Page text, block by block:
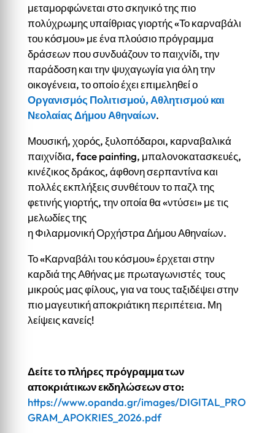
μεταμορφώνεται στο σκηνικό της πιο
πολύχρωμης υπαίθριας γιορτής «Το καρναβάλι
του κόσμου» με ένα πλούσιο πρόγραμμα
δράσεων που συνδυάζουν το παιχνίδι, την
παράδοση και την ψυχαγωγία για όλη την
οικογένεια, το οποίο έχει επιμεληθεί ο
Οργανισμός Πολιτισμού, Αθλητισμού και
Νεολαίας Δήμου Αθηναίων.
Μουσική, χορός, ξυλοπόδαροι, καρναβαλικά
παιχνίδια, face painting, μπαλονοκατασκευές,
κινέζικος δράκος, άφθονη σερπαντίνα και
πολλές εκπλήξεις συνθέτουν το παζλ της
φετινής γιορτής, την οποία θα «ντύσει» με τις
μελωδίες της
η Φιλαρμονική Ορχήστρα Δήμου Αθηναίων.
Το «Καρναβάλι του κόσμου» έρχεται στην
καρδιά της Αθήνας με πρωταγωνιστές τους
μικρούς μας φίλους, για να τους ταξιδέψει στην
πιο μαγευτική αποκριάτικη περιπέτεια. Μη
λείψεις κανείς!
Δείτε το πλήρες πρόγραμμα των
αποκριάτικων εκδηλώσεων στο:
https://www.opanda.gr/images/DIGITAL_PRO
GRAM_APOKRIES_2026.pdf